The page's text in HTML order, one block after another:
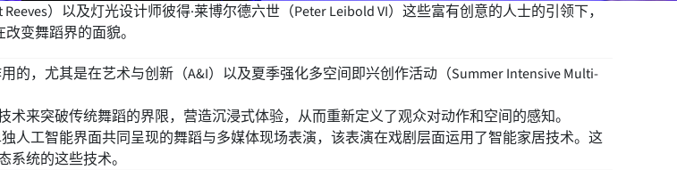
）以及灯光设计师彼得·莱博尔德六世（Peter Leibold VI）这些富有创意的人士的引领下，
变舞蹈界的面貌。
的，尤其是在艺术与创新（A&I）以及夏季强化多空间即兴创作活动（Summer Intensive Multi-
来突破传统舞蹈的界限，营造沉浸式体验，从而重新定义了观众对动作和空间的感知。
人工智能界面共同呈现的舞蹈与多媒体现场表演，该表演在戏剧层面运用了智能家居技术。这
统的这些技术。